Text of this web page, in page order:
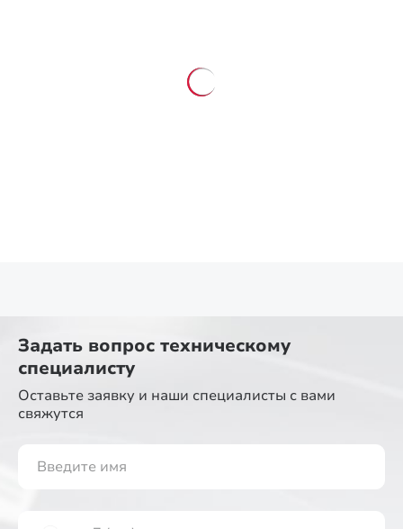
Задать вопрос техническому
специалисту
Оставьте заявку и наши специалисты с вами
свяжутся